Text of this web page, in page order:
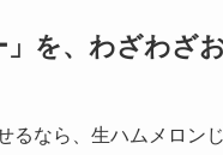
を、わざわざ
るなら、生ハムメロ